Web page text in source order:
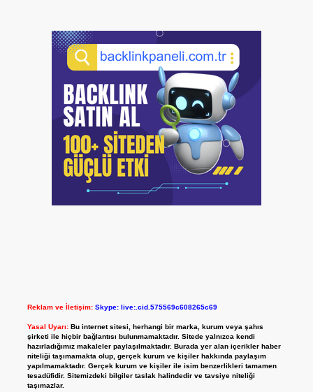
Reklam ve İletişim: Skype: live:.cid.575569c608265c69
Yasal Uyarı: Bu internet sitesi, herhangi bir marka, kurum veya şahıs
şirketi ile hiçbir bağlantısı bulunmamaktadır. Sitede yalnızca kendi
hazırladığımız makaleler paylaşılmaktadır. Burada yer alan içerikler haber
niteliği taşımamakta olup, gerçek kurum ve kişiler hakkında paylaşım
yapılmamaktadır. Gerçek kurum ve kişiler ile isim benzerlikleri tamamen
tesadüfidir. Sitemizdeki bilgiler taslak halindedir ve tavsiye niteliği
taşımazlar.